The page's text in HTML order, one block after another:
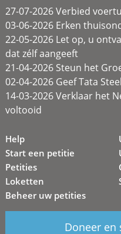
27-07-2026 Verbied
03-06-2026 Erken
22-05-2026 Let op, u
dat zélf aangeeft
21-04-2026 Steun het
02-04-2026 Geef Tata
14-03-2026 Verklaar het
voltooid
Help
Start een petitie
Petities
Loketten
Beheer uw petities
Doneer en